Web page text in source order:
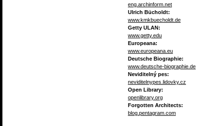
eng.archinform.net
Ulrich Bücholdt:
www.kmkbuecholdt.de
Getty ULAN:
www.getty.edu
Europeana:
www.europeana.eu
Deutsche Biographie:
www.deutsche-biographie.de
Neviditelný pes:
neviditelnypes.lidovky.cz
Open Library:
openlibrary.org
Forgotten Architects:
blog.pentagram.com